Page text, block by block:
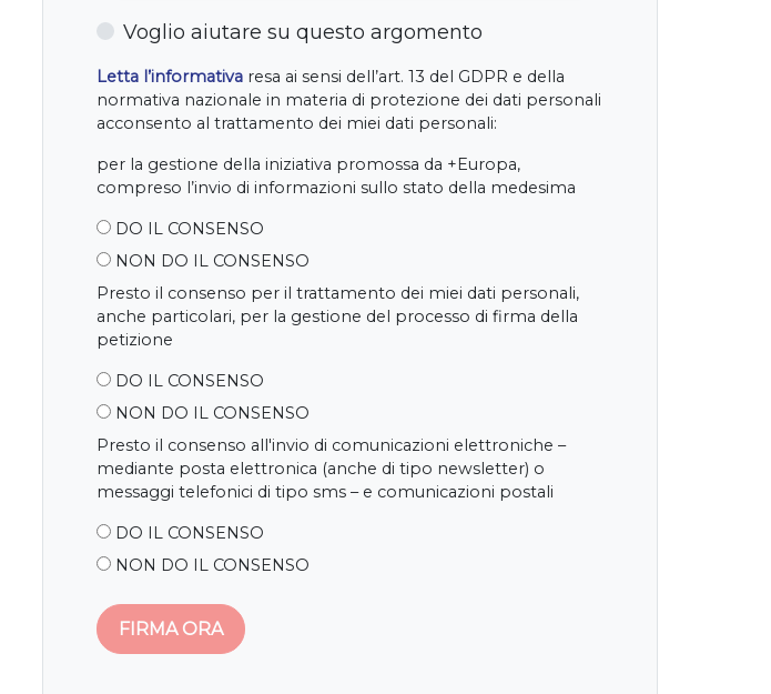
Voglio aiutare su questo argomento
Letta l’informativa resa ai sensi dell’art. 13 del GDPR e della
normativa nazionale in materia di protezione dei dati personali
acconsento al trattamento dei miei dati personali:
per la gestione della iniziativa promossa da +Europa,
compreso l’invio di informazioni sullo stato della medesima
DO IL CONSENSO
NON DO IL CONSENSO
Presto il consenso per il trattamento dei miei dati personali,
anche particolari, per la gestione del processo di firma della
petizione
DO IL CONSENSO
NON DO IL CONSENSO
Presto il consenso all'invio di comunicazioni elettroniche –
mediante posta elettronica (anche di tipo newsletter) o
messaggi telefonici di tipo sms – e comunicazioni postali
DO IL CONSENSO
NON DO IL CONSENSO